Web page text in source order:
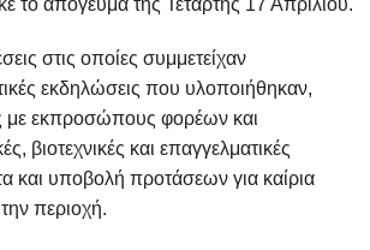
το απόγευμα της Τετάρτης 17 Απριλίου.
στις οποίες συμμετείχαν
εκδηλώσεις που υλοποιήθηκαν,
με εκπροσώπους φορέων και
βιοτεχνικές και επαγγελματικές
και υποβολή προτάσεων για καίρια
περιοχή.